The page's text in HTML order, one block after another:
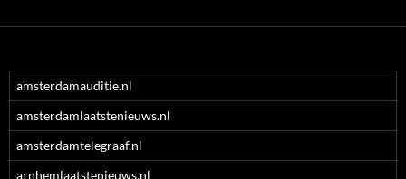
amsterdamauditie.nl
amsterdamlaatstenieuws.nl
amsterdamtelegraaf.nl
arnhemlaatstenieuws.nl